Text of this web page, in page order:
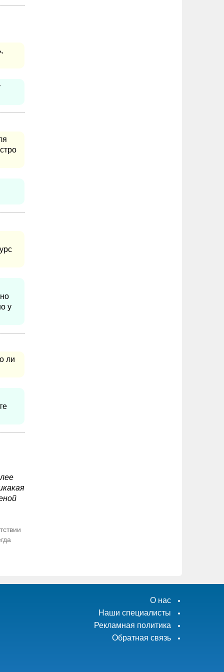
у
ли
О нас
Наши специалисты
Рекламная политика
Обратная связь